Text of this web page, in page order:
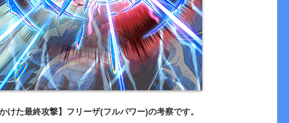
けた最終攻撃】フリーザ(フルパワー)の考察です。